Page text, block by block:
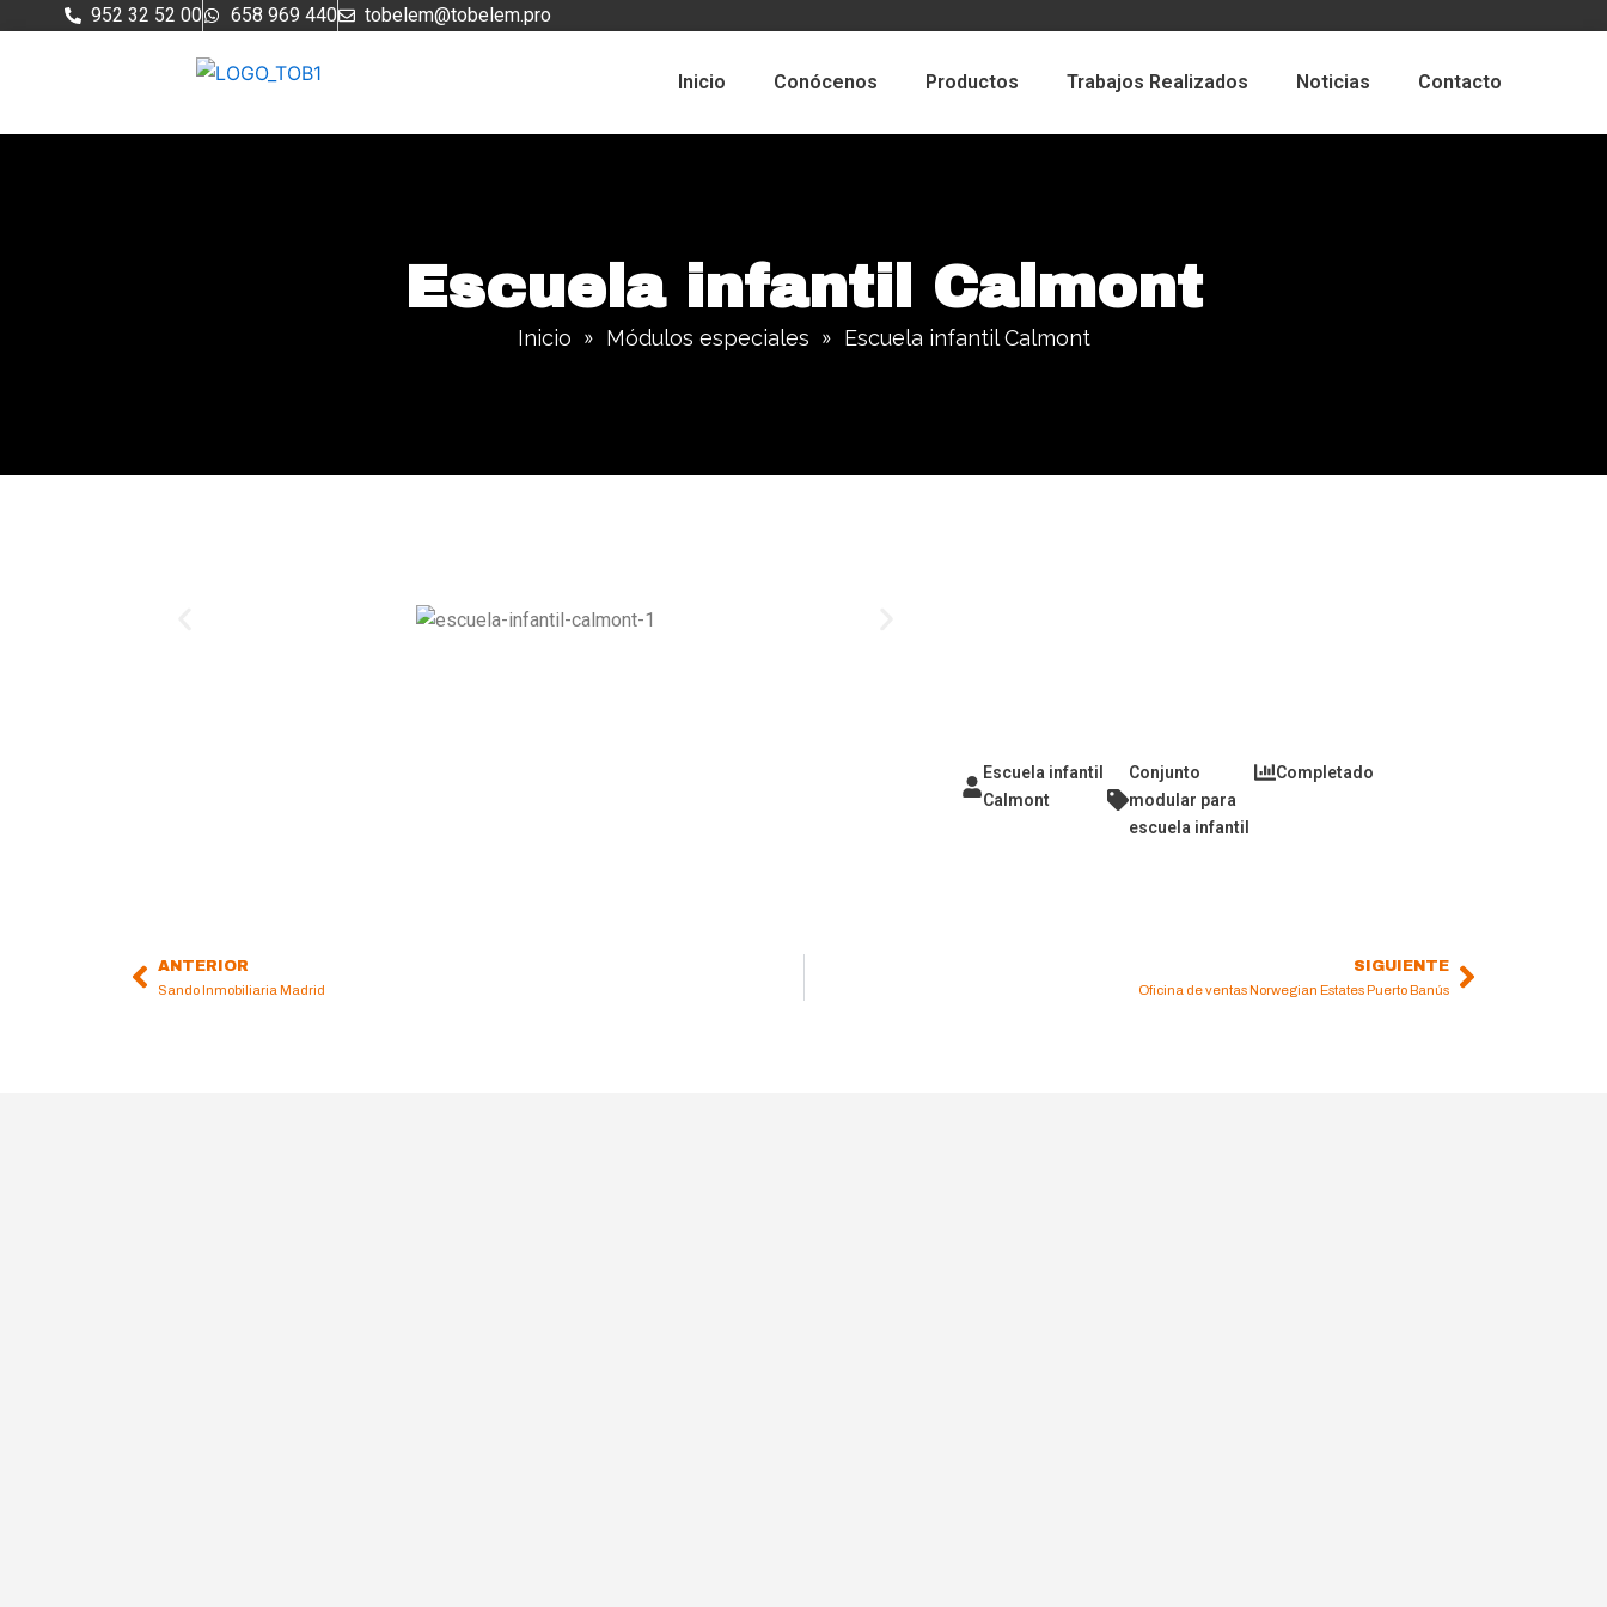
952 32 52 00 658 969 440 tobelem@tobelem.pro
Inicio Conócenos Productos Trabajos Realizados Noticias Contacto
Escuela infantil Calmont
Inicio » Módulos especiales » Escuela infantil Calmont
Escuela infantil
Calmont
Conjunto
modular para
escuela infantil
Completado
Prev
ANTERIOR
Sando Inmobiliaria Madrid
SIGUIENTE
Oficina de ventas Norwegian Estates Puerto BanúsNext